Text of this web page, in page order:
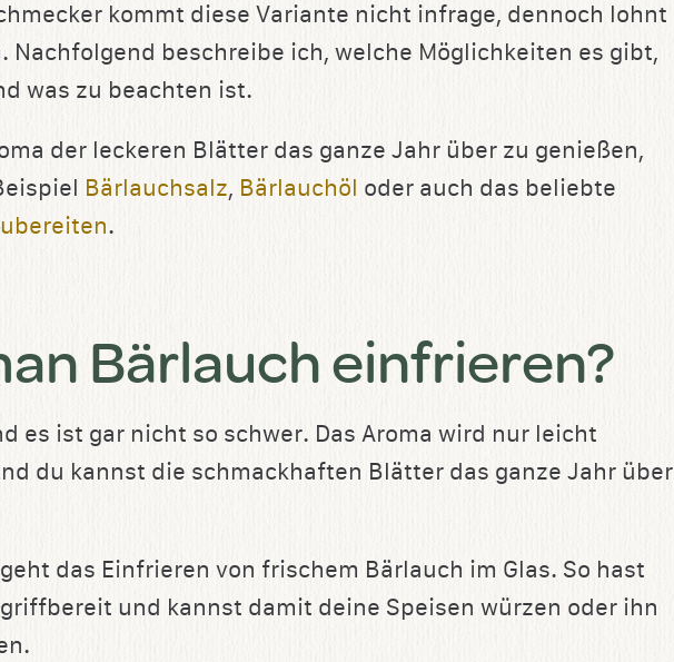
kommt diese Variante nicht infrage, dennoch lohnt
Nachfolgend beschreibe ich, welche Möglichkeiten es gibt,
was zu beachten ist.
der leckeren Blätter das ganze Jahr über zu genießen,
Bärlauchsalz, Bärlauchöl oder auch das beliebte
.
Bärlauch einfrieren?
es ist gar nicht so schwer. Das Aroma wird nur leicht
du kannst die schmackhaften Blätter das ganze Jahr über
das Einfrieren von frischem Bärlauch im Glas. So hast
und kannst damit deine Speisen würzen oder ihn